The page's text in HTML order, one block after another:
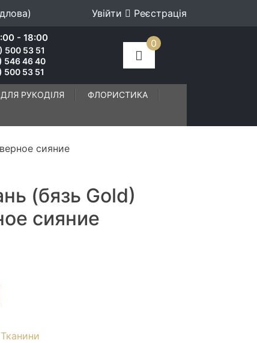
Увійти Реєстрація
- 18:00
500 53 51
546 46 40
500 53 51
0
РУКОДІЛЯ ФЛОРИСТИКА
сияние
(бязь Gold)
сияние
Тканини